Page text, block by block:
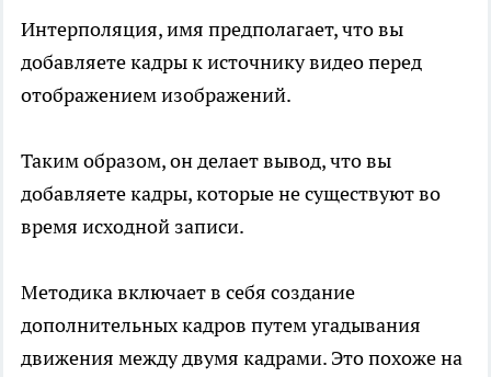
Интерполяция, имя предполагает, что вы
добавляете кадры к источнику видео перед
отображением изображений.
Таким образом, он делает вывод, что вы
добавляете кадры, которые не существуют во
время исходной записи.
Методика включает в себя создание
дополнительных кадров путем угадывания
движения между двумя кадрами. Это похоже на